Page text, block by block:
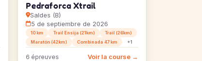
Pedraforca Xtrail
Saldes (B)
5 de septiembre de 2026
10 km Trail Ensija (21km)
Trail (26km)
Maratón (42km)
Combinada 47 km +1
6 épreuves Voir la course →